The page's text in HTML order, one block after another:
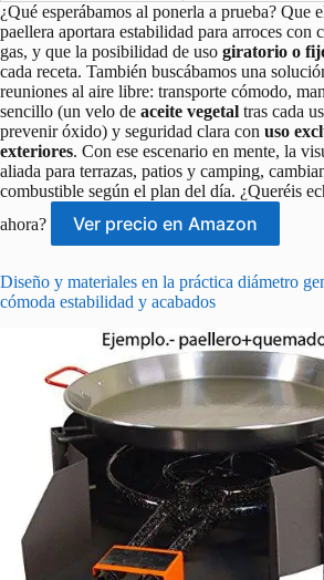
¿Qué esperábamos al ponerla a prueba? Que
paellera aportara estabilidad para arroces con
gas, y que la posibilidad de uso giratorio o
cada receta. También buscábamos una
reuniones al aire libre: transporte cómodo,
sencillo (un velo de aceite vegetal tras cada
prevenir óxido) y seguridad clara con uso
exteriores. Con ese escenario en mente, la
aliada para terrazas, patios y camping,
combustible según el plan del día. ¿Queréis
ahora?
Ver precio en Amazon
Diseño y materiales en la práctica diámetro
cómoda estabilidad y acabados